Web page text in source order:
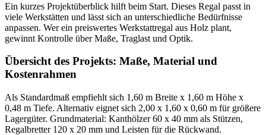
Ein kurzes Projektüberblick hilft beim Start. Dieses Regal passt in
viele Werkstätten und lässt sich an unterschiedliche Bedürfnisse
anpassen. Wer ein preiswertes Werkstattregal aus Holz plant,
gewinnt Kontrolle über Maße, Traglast und Optik.
Übersicht des Projekts: Maße, Material und
Kostenrahmen
Als Standardmaß empfiehlt sich 1,60 m Breite x 1,60 m Höhe x
0,48 m Tiefe. Alternativ eignet sich 2,00 x 1,60 x 0,60 m für größere
Lagergüter. Grundmaterial: Kanthölzer 60 x 40 mm als Stützen,
Regalbretter 120 x 20 mm und Leisten für die Rückwand.